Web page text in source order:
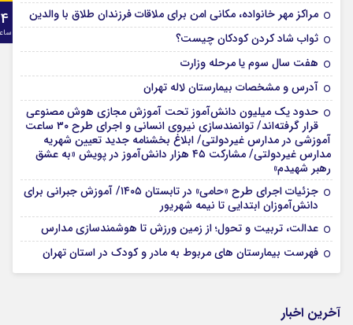
مراکز مهر خانواده، مکانی امن برای ملاقات فرزندان طلاق با والدین
ثواب شاد کردن کودکان چیست؟
هفت سال سوم یا مرحله وزارت
آدرس و مشخصات بیمارستان لاله تهران
حدود یک میلیون دانش‌آموز تحت آموزش مجازی هوش مصنوعی
قرار گرفته‌اند/ توانمندسازی نیروی انسانی و اجرای طرح ۳۰ ساعت
آموزشی در مدارس غیردولتی/ ابلاغ بخشنامه جدید تعیین شهریه
مدارس غیردولتی/ مشارکت ۴۵ هزار دانش‌آموز در پویش «به عشق
رهبر شهیدم»
جزئیات اجرای طرح «حامی» در تابستان ۱۴۰۵/ آموزش جبرانی برای
دانش‌آموزان ابتدایی تا نیمه شهریور
عدالت، تربیت و تحول؛ از زمین ورزش تا هوشمندسازی مدارس
فهرست بیمارستان های مربوط به مادر و کودک در استان تهران
آخرین اخبار